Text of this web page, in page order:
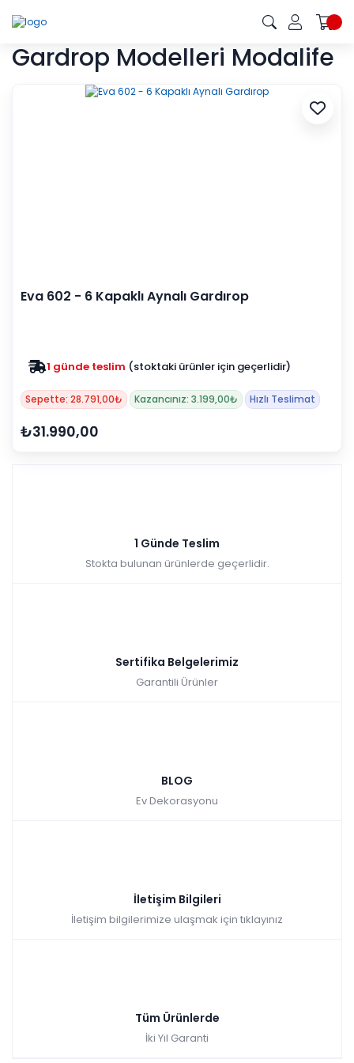
Gardrop Modelleri Modalife
Eva 602 - 6 Kapaklı Aynalı Gardırop
1 günde teslim (stoktaki ürünler için geçerlidir)
Sepette: 28.791,00₺ Kazancınız: 3.199,00₺ Hızlı Teslimat
₺31.990,00
1 Günde Teslim
Stokta bulunan ürünlerde geçerlidir.
Sertifika Belgelerimiz
Garantili Ürünler
BLOG
Ev Dekorasyonu
İletişim Bilgileri
İletişim bilgilerimize ulaşmak için tıklayınız
Tüm Ürünlerde
İki Yıl Garanti